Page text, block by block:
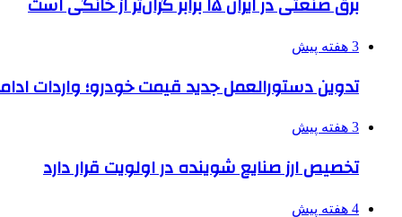
3 هفته پیش
تدوین دستورالعمل جدید قیمت خودرو؛ واردات
3 هفته پیش
تخصیص ارز صنایع شوینده در اولویت قرار دارد
4 هفته پیش